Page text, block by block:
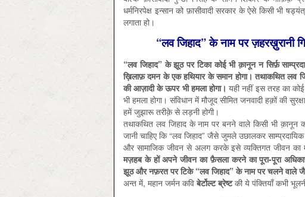
धर्मनिरपेक्ष इन्सान को फ़ासीवादी सरकार के ऐसे किसी भी
लगाता हो।
“लव जिहाद” के नाम पर ज़हरख़ुरानी
“लव जिहाद” के झूठ पर टिका कोई भी क़ानून न सिर्फ़
ख़िलाफ़ दमन के एक हथियार के समान होगा। तथाकथित लव
की आज़ादी के ऊपर भी हमला होगा। यही नहीं इस तरह का कोई
भी हमला होगा। संविधान में मौजूद सीमित जनवादी हक़ों की
हमें जुझारू तरीक़े से लड़नी होगी।
तथाकथित लव जिहाद के नाम पर बनने वाले किसी भी क़ानून
जानी चाहिए कि “लव जिहाद” जैसे जुमले उछालकर
और सामाजिक जीवन से अलग करके इसे व्यक्तिगत जीवन का
मज़हब के हों अपने जीवन का फ़ैसला करने का पूरा-पूरा
झूठ और नफ़रत पर टिके “लव जिहाद” के नाम पर चलने वाले
अन्त में, महान जर्मन कविबेर्टोल्ट ब्रेष्टकी ये पंक्तियाँ कभी